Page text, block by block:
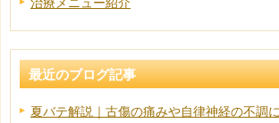
最近のブログ記事
夏バテ解説｜古傷の痛みや自律神経の不調